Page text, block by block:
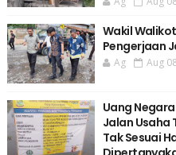
Wakil
Pengerjaan
Ag Aug
Uang
Jalan Usaha
Tak Sesuai